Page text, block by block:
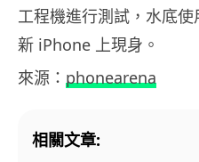
工程機進行測試，水底
新 iPhone 上現身。
來源： phonearena
相關文章: